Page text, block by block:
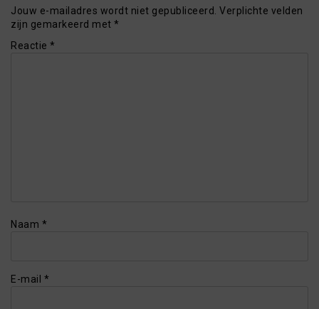
Jouw e-mailadres wordt niet gepubliceerd. Verplichte velden
zijn gemarkeerd met *
Reactie *
Naam *
E-mail *